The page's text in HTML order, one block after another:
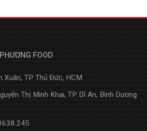
FOOD
Xuân, TP Thủ Đức, HCM
Thị Minh Khai, TP Dĩ An, Bình Dương